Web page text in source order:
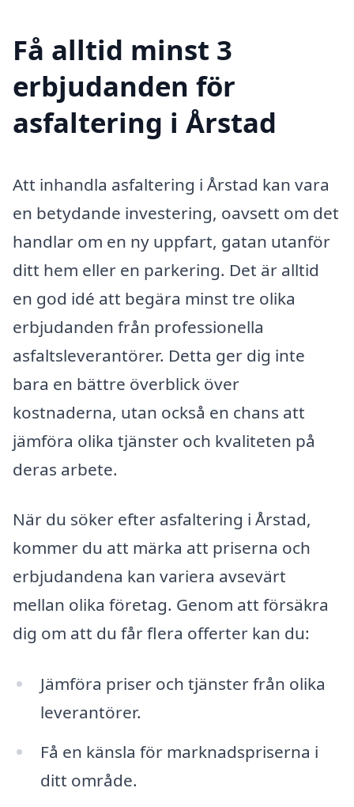
Få alltid minst 3
erbjudanden för
asfaltering i Årstad
Att inhandla asfaltering i Årstad kan vara
en betydande investering, oavsett om det
handlar om en ny uppfart, gatan utanför
ditt hem eller en parkering. Det är alltid
en god idé att begära minst tre olika
erbjudanden från professionella
asfaltsleverantörer. Detta ger dig inte
bara en bättre överblick över
kostnaderna, utan också en chans att
jämföra olika tjänster och kvaliteten på
deras arbete.
När du söker efter asfaltering i Årstad,
kommer du att märka att priserna och
erbjudandena kan variera avsevärt
mellan olika företag. Genom att försäkra
dig om att du får flera offerter kan du:
Jämföra priser och tjänster från olika
leverantörer.
Få en känsla för marknadspriserna i
ditt område.